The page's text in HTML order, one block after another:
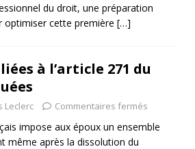
du droit, une préparation
optimiser cette première […]
à l’article 271 du
Leclerc Commentaires fermés
impose aux époux un ensemble
même après la dissolution du